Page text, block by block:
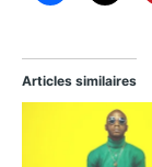
Articles similaires